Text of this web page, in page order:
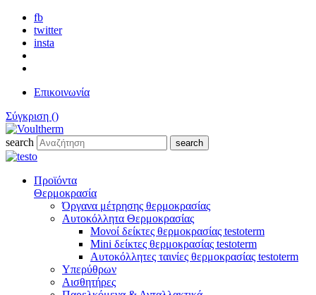
fb
twitter
insta
Επικοινωνία
Σύγκριση ()
search search
Προϊόντα
Θερμοκρασία
Όργανα μέτρησης θερμοκρασίας
Αυτοκόλλητα Θερμοκρασίας
Μονοί δείκτες θερμοκρασίας testoterm
Mini δείκτες θερμοκρασίας testoterm
Αυτοκόλλητες ταινίες θερμοκρασίας testoterm
Υπερύθρων
Αισθητήρες